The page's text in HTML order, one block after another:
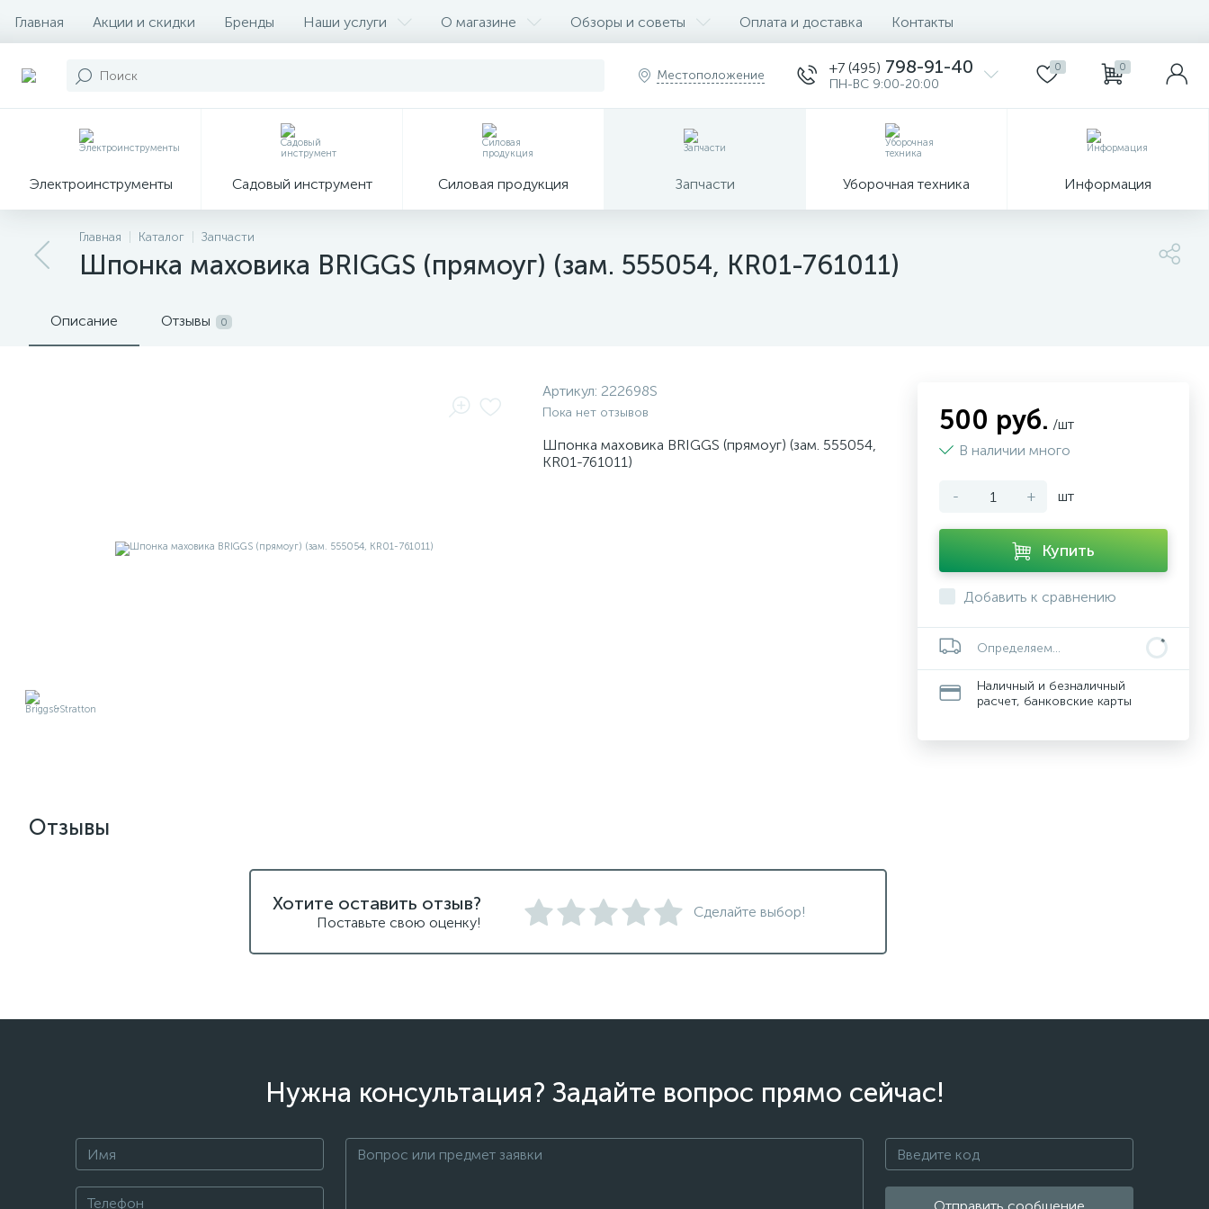
Главная Акции и скидки Бренды Наши услуги О магазине Обзоры и советы Оплата и доставка Контакты
Местоположение +7 (495) 798-91-40
ПН-ВС 9:00-20:00
0 0
Электроинструменты Садовый инструмент Силовая продукция Запчасти Уборочная техника Информация
Главная Каталог Запчасти
Шпонка маховика BRIGGS (прямоуг) (зам. 555054, KR01-761011)
Описание Отзывы 0
Артикул: 222698S
Пока нет отзывов
Шпонка маховика BRIGGS (прямоуг) (зам. 555054,
KR01-761011)
500 руб. /шт
В наличии много
- + шт
Купить
Добавить к сравнению
Определяем...
Наличный и безналичный
расчет, банковские карты
Отзывы
Хотите оставить отзыв?
Поставьте свою оценку!
Сделайте выбор!
Нужна консультация? Задайте вопрос прямо сейчас!
Отправить сообщение